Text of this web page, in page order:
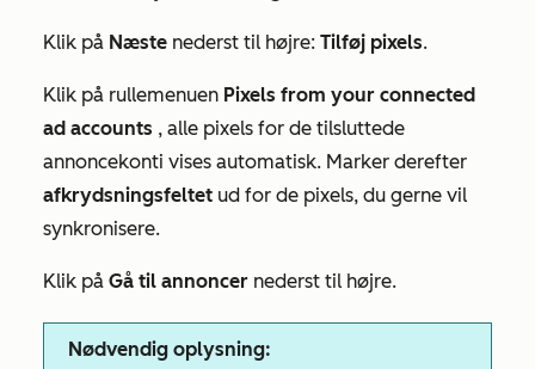
Klik på Næste nederst til højre: Tilføj pixels.
Klik på rullemenuen Pixels from your connected
ad accounts , alle pixels for de tilsluttede
annoncekonti vises automatisk. Marker derefter
afkrydsningsfeltet ud for de pixels, du gerne vil
synkronisere.
Klik på Gå til annoncer nederst til højre.
Nødvendig oplysning: